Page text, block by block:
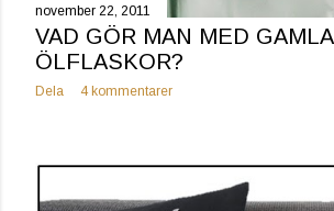
november 22, 2011
VAD GÖR MAN MED GAMLA
ÖLFLASKOR?
Dela 4 kommentarer